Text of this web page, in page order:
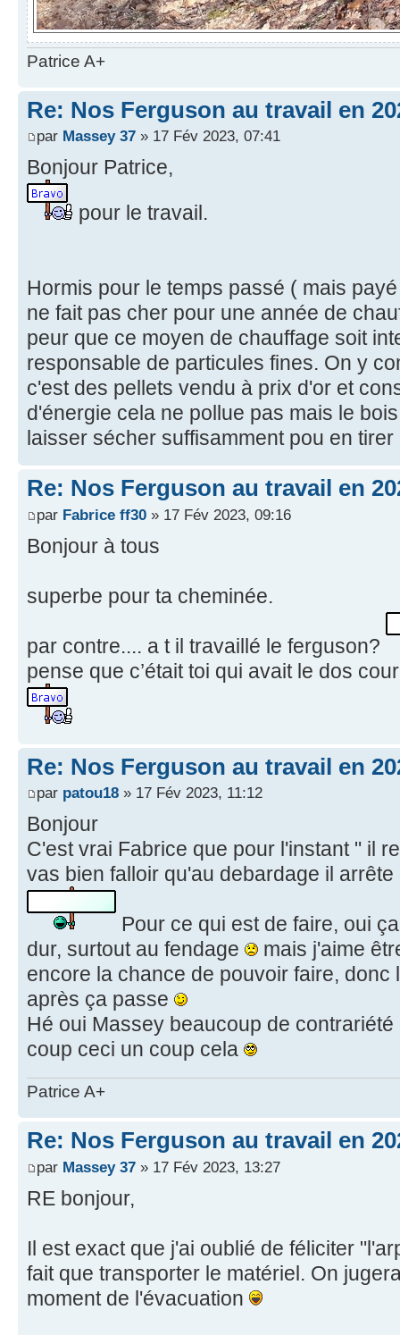
Patrice A+
Re: Nos Ferguson au travail en
par Massey 37 » 17 Fév 2023, 07:41
Bonjour Patrice,
pour le travail.
Hormis pour le temps passé ( mais
ne fait pas cher pour une année de
peur que ce moyen de chauffage soit
responsable de particules fines. On y
c'est des pellets vendu à prix d'or et
d'énergie cela ne pollue pas mais le
laisser sécher suffisamment pou en
Re: Nos Ferguson au travail en
par Fabrice ff30 » 17 Fév 2023, 09:16
Bonjour à tous
superbe pour ta cheminée.
par contre.... a t il travaillé le ferguson?
pense que c’était toi qui avait le dos
Re: Nos Ferguson au travail en
par patou18 » 17 Fév 2023, 11:12
Bonjour
C'est vrai Fabrice que pour l'instant " il
vas bien falloir qu'au debardage il
Pour ce qui est de faire, oui
dur, surtout au fendage
mais j'aime
encore la chance de pouvoir faire, donc
après ça passe
Hé oui Massey beaucoup de
coup ceci un coup cela
Patrice A+
Re: Nos Ferguson au travail en
par Massey 37 » 17 Fév 2023, 13:27
RE bonjour,
Il est exact que j'ai oublié de féliciter
fait que transporter le matériel. On
moment de l'évacuation